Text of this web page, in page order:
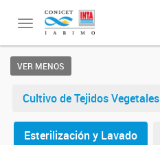
Toggle
VER MENOS
Cultivo de Tejidos Vegetales
Esterilización y Lavado